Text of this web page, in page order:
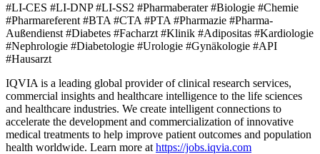
#LI-CES #LI-DNP #LI-SS2 #Pharmaberater #Biologie #Chemie
#Pharmareferent #BTA #CTA #PTA #Pharmazie #Pharma-
Außendienst #Diabetes #Facharzt #Klinik #Adipositas #Kardiologie
#Nephrologie #Diabetologie #Urologie #Gynäkologie #API
#Hausarzt
IQVIA is a leading global provider of clinical research services,
commercial insights and healthcare intelligence to the life sciences
and healthcare industries. We create intelligent connections to
accelerate the development and commercialization of innovative
medical treatments to help improve patient outcomes and population
health worldwide. Learn more at https://jobs.iqvia.com